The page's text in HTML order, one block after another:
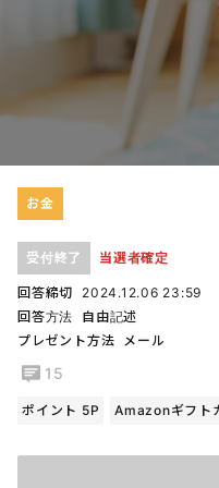
お金
受付終了 当選者確定
回答締切
2024.12.06 23:59
回答方法
自由記述
プレゼント方法
メール
15
ポイント 5P Amazonギフト